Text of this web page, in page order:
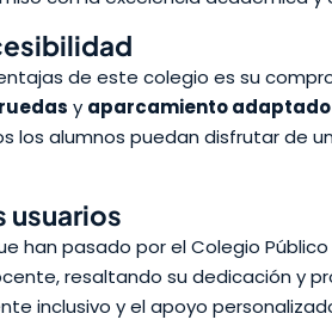
de este colegio es su
y aparcamiento adaptado
los alumnos puedan disfrutar de
usuarios
han pasado por el Colegio
resaltando su dedicación y
inclusivo y el apoyo